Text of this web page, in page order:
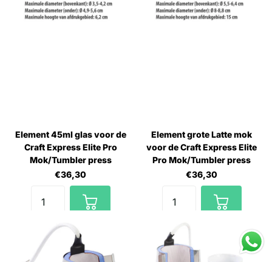
Element 45ml glas voor de
Craft Express Elite Pro
Mok/Tumbler press
€36,30
Element grote Latte mok
voor de Craft Express Elite
Pro Mok/Tumbler press
€36,30